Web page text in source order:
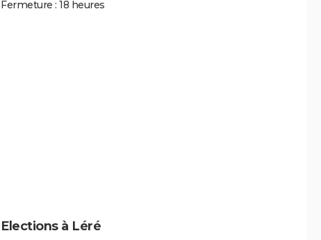
Fermeture : 18 heures
Elections à Léré